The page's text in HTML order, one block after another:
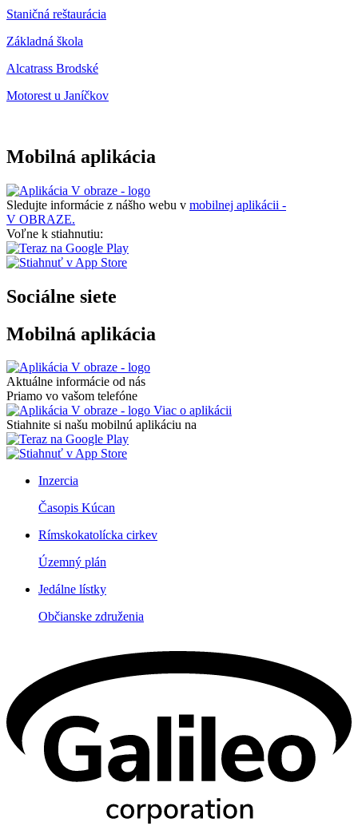
Staničná reštaurácia
Základná škola
Alcatrass Brodské
Motorest u Janíčkov
Mobilná aplikácia
Sledujte informácie z nášho webu v mobilnej aplikácii -
V OBRAZE.
Voľne k stiahnutiu:
Sociálne siete
Mobilná aplikácia
Aktuálne informácie od nás
Priamo vo vašom telefóne
Viac o aplikácii
Stiahnite si našu mobilnú aplikáciu na
Inzercia
Časopis Kúcan
Rímskokatolícka cirkev
Územný plán
Jedálne lístky
Občianske združenia